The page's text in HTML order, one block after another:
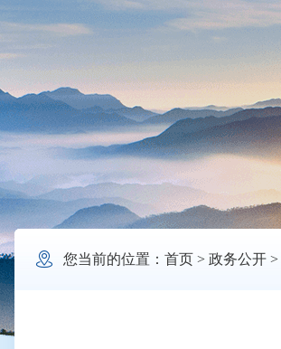
 您当前的位置： 首页> 政务公开>